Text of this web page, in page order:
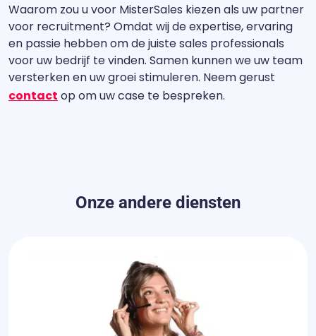
Waarom zou u voor MisterSales kiezen als uw partner
voor recruitment? Omdat wij de expertise, ervaring
en passie hebben om de juiste sales professionals
voor uw bedrijf te vinden. Samen kunnen we uw team
versterken en uw groei stimuleren. Neem gerust
contact op om uw case te bespreken.
Onze andere diensten